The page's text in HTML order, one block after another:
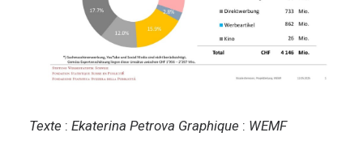
Texte : Ekaterina Petrova Graphique : WEMF